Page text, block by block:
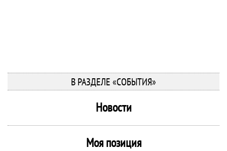
В РАЗДЕЛЕ «СОБЫТИЯ»
Новости
Моя позиция